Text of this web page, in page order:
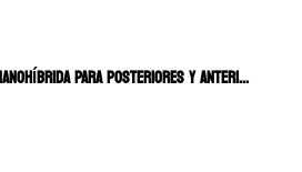
PARA POSTERIORES Y ANTERIORES